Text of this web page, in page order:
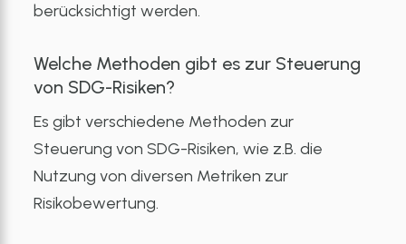
berücksichtigt werden.
Welche Methoden gibt es zur Steuerung
von SDG-Risiken?
Es gibt verschiedene Methoden zur
Steuerung von SDG-Risiken, wie z.B. die
Nutzung von diversen Metriken zur
Risikobewertung.